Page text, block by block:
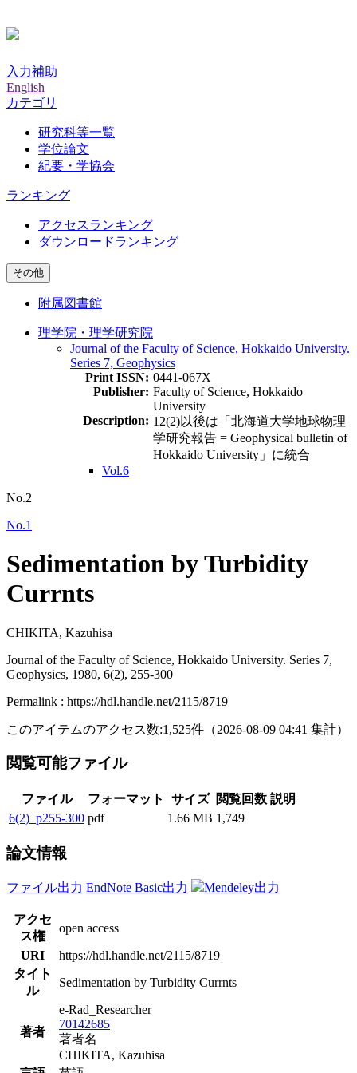
入力補助
English
カテゴリ
研究科等一覧
学位論文
紀要・学協会
ランキング
アクセスランキング
ダウンロードランキング
その他
附属図書館
理学院・理学研究院
Journal of the Faculty of Science, Hokkaido University.
Series 7, Geophysics
Print ISSN: 0441-067X
Publisher: Faculty of Science, Hokkaido
University
Description: 12(2)以後は「北海道大学地球物理
学研究報告 = Geophysical bulletin of
Hokkaido University」に統合
Vol.6
No.2
No.1
Sedimentation by Turbidity
Currnts
CHIKITA, Kazuhisa
Journal of the Faculty of Science, Hokkaido University. Series 7,
Geophysics, 1980, 6(2), 255-300
Permalink : https://hdl.handle.net/2115/8719
このアイテムのアクセス数:1,525件 （2026-08-09 04:41 集計）
閲覧可能ファイル
ファイル フォーマット サイズ 閲覧回数 説明
6(2)_p255-300 pdf 1.66 MB 1,749
論文情報
ファイル出力 EndNote Basic出力 Mendeley出力
アクセ
ス権
open access
URI
https://hdl.handle.net/2115/8719
タイト
ル
Sedimentation by Turbidity Currnts
著者
e-Rad_Researcher
70142685
著者名
CHIKITA, Kazuhisa